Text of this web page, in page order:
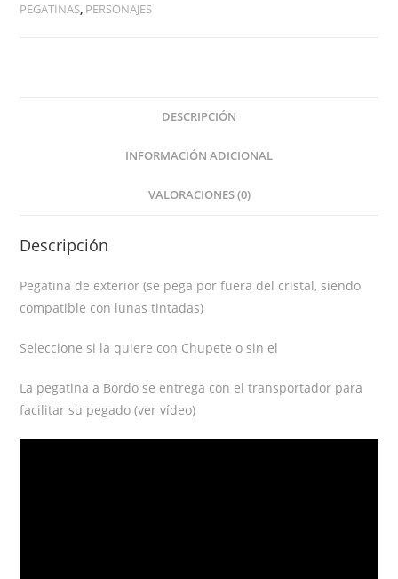
PEGATINAS, PERSONAJES
DESCRIPCIÓN
INFORMACIÓN ADICIONAL
VALORACIONES (0)
Descripción
Pegatina de exterior (se pega por fuera del cristal, siendo
compatible con lunas tintadas)
Seleccione si la quiere con Chupete o sin el
La pegatina a Bordo se entrega con el transportador para
facilitar su pegado (ver vídeo)